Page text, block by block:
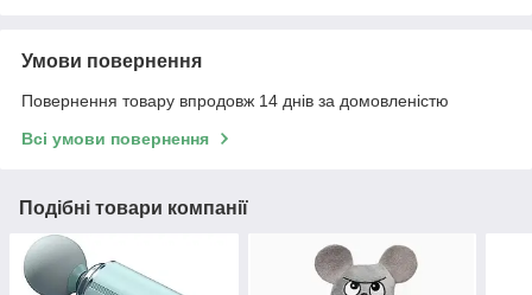
Умови повернення
Повернення товару впродовж 14 днів за домовленістю
Всі умови повернення
Подібні товари компанії